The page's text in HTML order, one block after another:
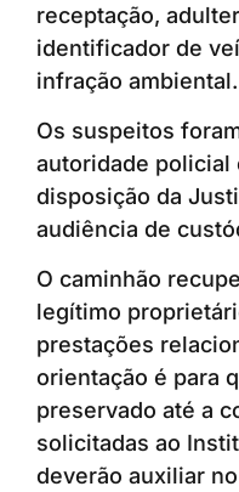
receptação,
identificador de
infração ambiental.
Os suspeitos
autoridade policial
disposição da
audiência de
O caminhão
legítimo
prestações
orientação é para
preservado até a
solicitadas ao
deverão auxiliar